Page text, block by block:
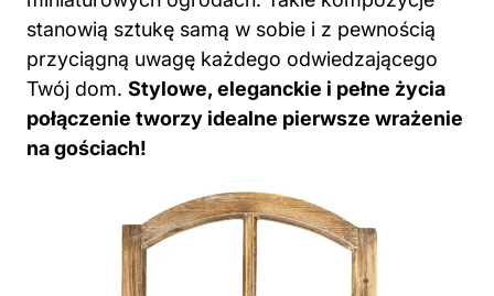
stanowią sztukę samą w sobie i z pewnością
przyciągną uwagę każdego odwiedzającego
Twój dom. Stylowe, eleganckie i pełne życia
połączenie tworzy idealne pierwsze wrażenie
na gościach!